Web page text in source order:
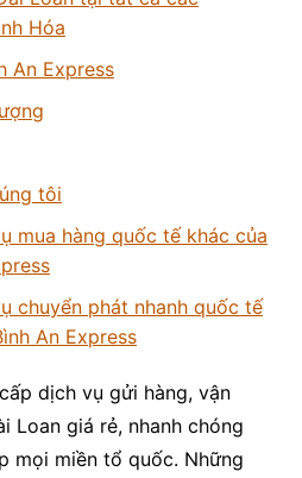
Hóa
An Express
tôi
mua hàng quốc tế khác của
chuyển phát nhanh quốc tế
An Express
dịch vụ gửi hàng, vận
Loan giá rẻ, nhanh chóng
mọi miền tổ quốc. Những